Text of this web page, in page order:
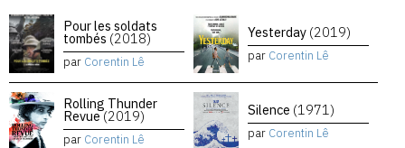
Pour les soldats
tombés (2018)
par Corentin Lê
Yesterday (2019)
par Corentin Lê
Rolling Thunder
Revue(2019)
par Corentin Lê
Silence (1971)
par Corentin Lê